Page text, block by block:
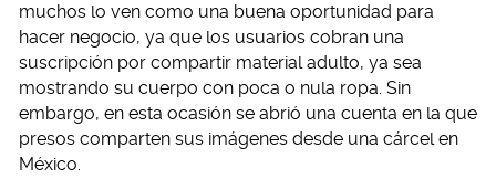
muchos lo ven como una buena oportunidad para
hacer negocio, ya que los usuarios cobran una
suscripción por compartir material adulto, ya sea
mostrando su cuerpo con poca o nula ropa. Sin
embargo, en esta ocasión se abrió una cuenta en la que
presos comparten sus imágenes desde una cárcel en
México.